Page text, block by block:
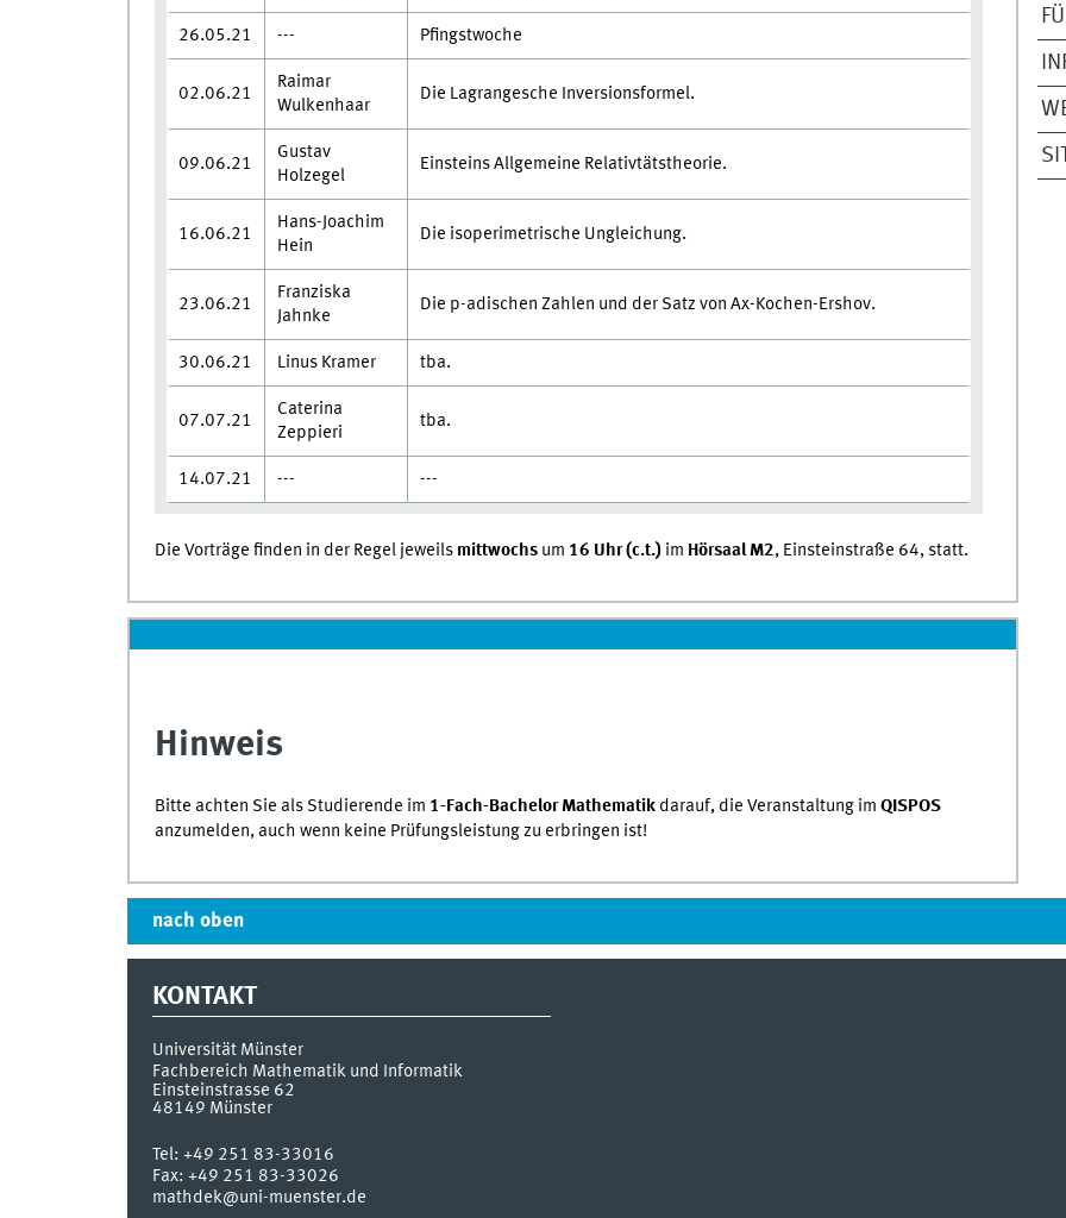
26.05.21 --- Pfingstwoche
02.06.21
Raimar
Wulkenhaar
Die Lagrangesche Inversionsformel.
09.06.21
Gustav
Holzegel
Einsteins Allgemeine Relativtätstheorie.
16.06.21
Hans-Joachim
Hein
Die isoperimetrische Ungleichung.
23.06.21
Franziska
Jahnke
Die p-adischen Zahlen und der Satz von Ax-Kochen-Ershov.
30.06.21 Linus Kramer tba.
07.07.21
Caterina
Zeppieri
tba.
14.07.21 --- ---
Die Vorträge finden in der Regel jeweils mittwochsum 16 Uhr (c.t.)im Hörsaal M2, Einsteinstraße 64, statt.
Hinweis
Bitte achten Sie als Studierende im 1-Fach-Bachelor Mathematikdarauf, die Veranstaltung im QISPOS
anzumelden, auch wenn keine Prüfungsleistung zu erbringen ist!
nach oben
KONTAKT
Universität Münster
Fachbereich Mathematik und Informatik
Einsteinstrasse 62
48149 Münster
Tel: +49 251 83-33016
Fax: +49 251 83-33026
mathdek@uni-muenster.de